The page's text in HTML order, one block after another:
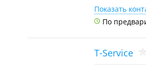
Показать
По
T-Service